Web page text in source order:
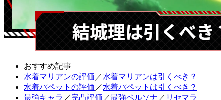
おすすめ記事
水着マリアンの評価 ／水着マリアンは引くべき？
水着パペットの評価 ／水着パペットは引くべき？
最強キャラ ／完凸評価 ／最強ペルソナ ／ リセマラ